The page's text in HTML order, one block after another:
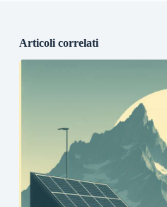
Articoli correlati